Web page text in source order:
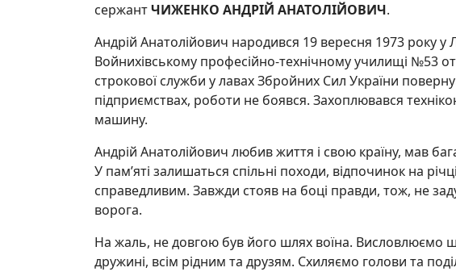
сержантЧИЖЕНКО АНДРІЙ АНАТОЛІЙОВИЧ.
Андрій Анатолійович народився 19 вересня 1973 року
Войнихівському професійно-технічному училищі №53
строкової служби у лавах Збройних Сил України
підприємствах, роботи не боявся. Захоплювався
машину.
Андрій Анатолійович любив життя і свою країну, мав
У пам’яті залишаться спільні походи, відпочинок на
справедливим. Завжди стояв на боці правди, тож, не
ворога.
На жаль, не довгою був його шлях воїна. Висловлюємо
дружині, всім рідним та друзям. Схиляємо голови та